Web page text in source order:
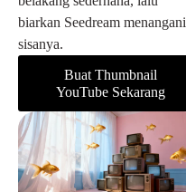
biarkan Seedream menangani
sisanya.
Buat Thumbnail
YouTube Sekarang